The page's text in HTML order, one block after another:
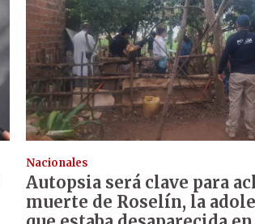
Nacionales
Autopsia será clave para
muerte de Roselín, la